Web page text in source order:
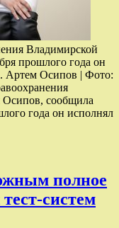
Владимирской
прошлого года он
Артем Осипов | Фото:
Осипов, сообщила
года он исполнял
полное
систем